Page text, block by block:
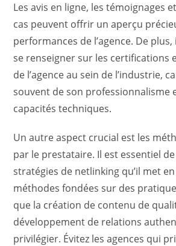
Les avis en ligne, les témoignages
cas peuvent offrir un aperçu
performances de l’agence. De
se renseigner sur les certifications
de l’agence au sein de l’industrie,
souvent de son professionnalisme
capacités techniques.
Un autre aspect crucial est les
par le prestataire. Il est essentiel
stratégies de netlinking qu’il met
méthodes fondées sur des
que la création de contenu de
développement de relations
privilégier. Évitez les agences qui